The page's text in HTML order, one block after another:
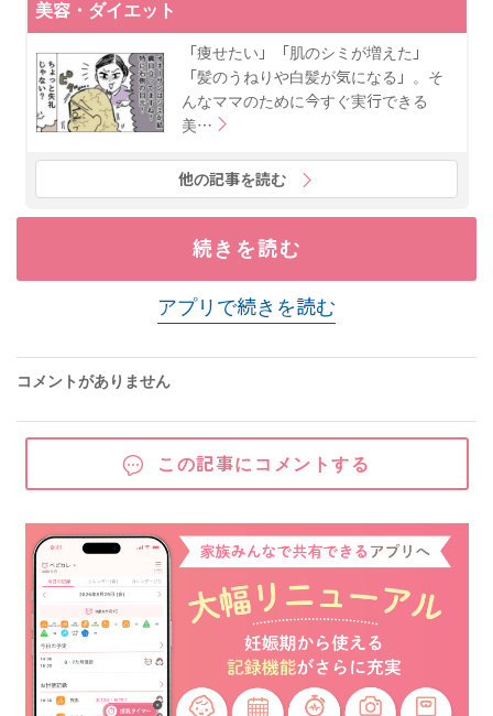
美容・ダイエット
「痩せたい」「肌のシミが増えた」
「髪のうねりや白髪が気になる」。そ
んなママのために今すぐ実行できる
美…
他の記事を読む
続きを読む
アプリで続きを読む
コメントがありません
この記事にコメントする